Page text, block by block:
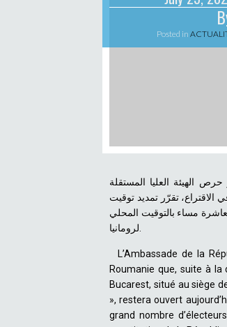
Posted in
الهيئة العليا المستقلة
تقرّر تمديد توقيت
اليوم 25 جويلية 2022 إلى حدود الساعة العاشرة مساء بالتوقيت المحلي
L’Ambassade de la
Roumanie que, suite à la
Bucarest, situé au siège
», restera ouvert
grand nombre